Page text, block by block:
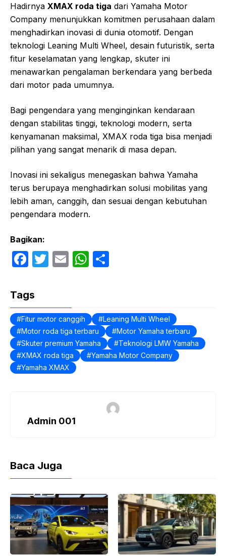
Hadirnya XMAX roda tiga dari Yamaha Motor
Company menunjukkan komitmen perusahaan dalam
menghadirkan inovasi di dunia otomotif. Dengan
teknologi Leaning Multi Wheel, desain futuristik, serta
fitur keselamatan yang lengkap, skuter ini
menawarkan pengalaman berkendara yang berbeda
dari motor pada umumnya.
Bagi pengendara yang menginginkan kendaraan
dengan stabilitas tinggi, teknologi modern, serta
kenyamanan maksimal, XMAX roda tiga bisa menjadi
pilihan yang sangat menarik di masa depan.
Inovasi ini sekaligus menegaskan bahwa Yamaha
terus berupaya menghadirkan solusi mobilitas yang
lebih aman, canggih, dan sesuai dengan kebutuhan
pengendara modern.
Bagikan:
F
c
e
b
o
o
k
T
er
E
W
A
p
p
Tags
Fitur motor canggih
Leaning Multi Wheel
Motor roda tiga terbaru
Motor Yamaha terbaru
Skuter premium Yamaha
Teknologi LMW Yamaha
XMAX roda tiga
Yamaha Motor Company
Yamaha XMAX
Admin 001
Baca Juga